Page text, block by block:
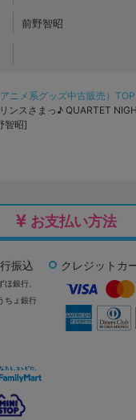
前野智昭
ニメ系グッズ中古販売）TOP
スさまっ♪ QUARTET
智昭]
お支払い方法
振込
ほ銀行、
ちょ銀行
クレジットカ